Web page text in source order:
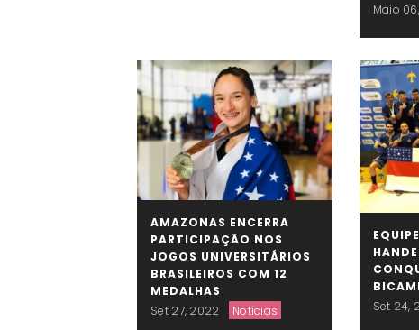
Maio
AMAZONAS ENCERRA
PARTICIPAÇÃO NOS
JOGOS UNIVERSITÁRIOS
BRASILEIROS COM 12
MEDALHAS
Set 27, 2022
Notícias
Set 24,